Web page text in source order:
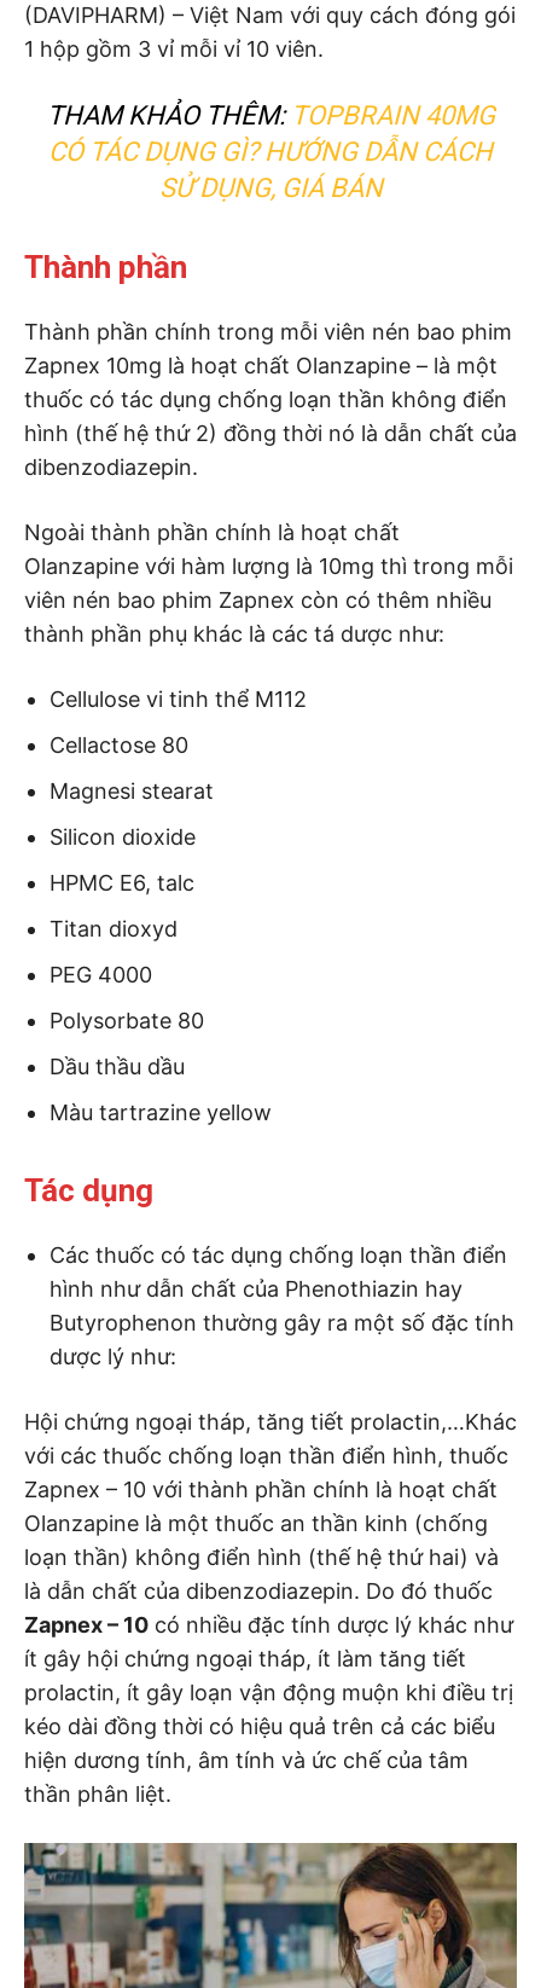
(DAVIPHARM) – Việt Nam với quy cách đóng gói
1 hộp gồm 3 vỉ mỗi vỉ 10 viên.
THAM KHẢO THÊM: TOPBRAIN 40MG
CÓ TÁC DỤNG GÌ? HƯỚNG DẪN CÁCH
SỬ DỤNG, GIÁ BÁN
Thành phần
Thành phần chính trong mỗi viên nén bao phim
Zapnex 10mg là hoạt chất Olanzapine – là một
thuốc có tác dụng chống loạn thần không điển
hình (thế hệ thứ 2) đồng thời nó là dẫn chất của
dibenzodiazepin.
Ngoài thành phần chính là hoạt chất
Olanzapine với hàm lượng là 10mg thì trong mỗi
viên nén bao phim Zapnex còn có thêm nhiều
thành phần phụ khác là các tá dược như:
Cellulose vi tinh thể M112
Cellactose 80
Magnesi stearat
Silicon dioxide
HPMC E6, talc
Titan dioxyd
PEG 4000
Polysorbate 80
Dầu thầu dầu
Màu tartrazine yellow
Tác dụng
Các thuốc có tác dụng chống loạn thần điển
hình như dẫn chất của Phenothiazin hay
Butyrophenon thường gây ra một số đặc tính
dược lý như:
Hội chứng ngoại tháp, tăng tiết prolactin,…Khác
với các thuốc chống loạn thần điển hình, thuốc
Zapnex – 10 với thành phần chính là hoạt chất
Olanzapine là một thuốc an thần kinh (chống
loạn thần) không điển hình (thế hệ thứ hai) và
là dẫn chất của dibenzodiazepin. Do đó thuốc
Zapnex – 10 có nhiều đặc tính dược lý khác như
ít gây hội chứng ngoại tháp, ít làm tăng tiết
prolactin, ít gây loạn vận động muộn khi điều trị
kéo dài đồng thời có hiệu quả trên cả các biểu
hiện dương tính, âm tính và ức chế của tâm
thần phân liệt.